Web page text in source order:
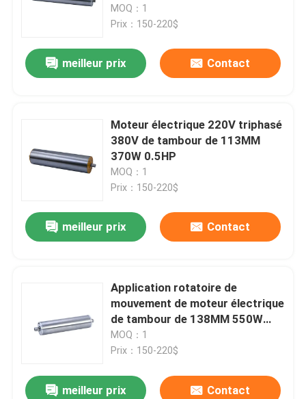
50MM
MOQ：1
Prix：150-220$
meilleur prix Contact
Moteur électrique 220V triphasé
380V de tambour de 113MM
370W 0.5HP
MOQ：1
Prix：150-220$
meilleur prix Contact
Application rotatoire de
mouvement de moteur électrique
de tambour de 138MM 550W
0.75HP
MOQ：1
Prix：150-220$
meilleur prix Contact